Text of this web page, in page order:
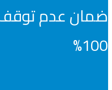
ضمان عدم
100%